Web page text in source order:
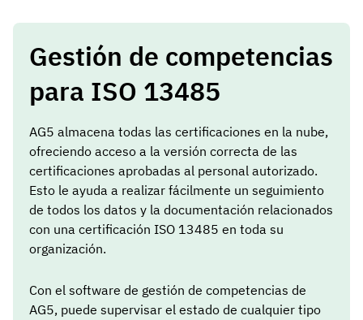
Gestión de competencias
para ISO 13485
AG5 almacena todas las certificaciones en la nube,
ofreciendo acceso a la versión correcta de las
certificaciones aprobadas al personal autorizado.
Esto le ayuda a realizar fácilmente un seguimiento
de todos los datos y la documentación relacionados
con una certificación ISO 13485 en toda su
organización.
Con el software de gestión de competencias de
AG5, puede supervisar el estado de cualquier tipo